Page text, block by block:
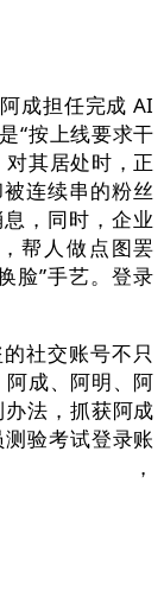
成担任完成 AI
“按上线要求干
其居处时，正
连续串的粉丝
，同时，企业
帮人做点图罢
脸”手艺。登录
社交账号不只
成、阿明、阿
法，抓获阿成
验考试登录账
，